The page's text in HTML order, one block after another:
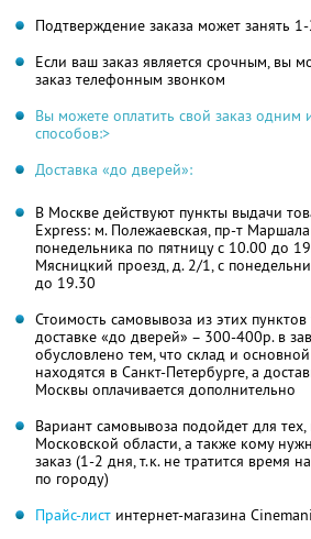
Подтверждение заказа может занять
Если ваш заказ является срочным, вы
заказ телефонным звонком
Вы можете оплатить свой заказ одним
способов:>
Доставка «до дверей»:
В Москве действуют пункты выдачи
Express: м. Полежаевская, пр-т
понедельника по пятницу с 10.00 до
Мясницкий проезд, д. 2/1, с
до 19.30
Стоимость самовывоза из этих
доставке «до дверей» – 300-400р. в
обусловлено тем, что склад и
находятся в Санкт-Петербурге, а
Москвы оплачивается дополнительно
Вариант самовывоза подойдет для тех,
Московской области, а также кому
заказ (1-2 дня, т.к. не тратится время
по городу)
Прайс-лист интернет-магазина